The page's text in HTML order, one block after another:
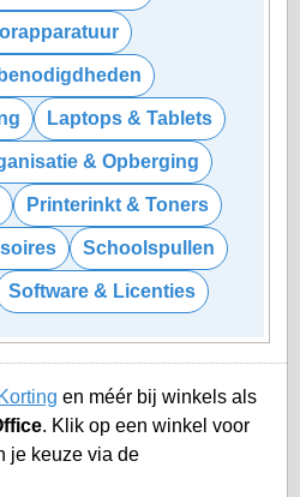
Laptops & Tablets
& Opberging
Printerinkt & Toners
Schoolspullen
Software & Licenties
en méér bij winkels als
. Klik op een winkel voor
je keuze via de